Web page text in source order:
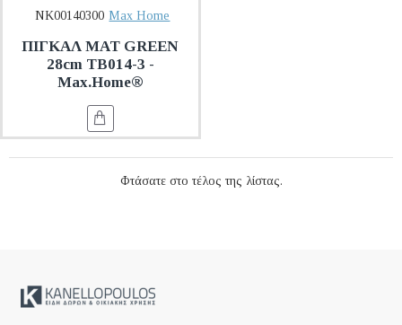
NK00140300 Max Home
ΠΙΓΚΑΛ MAT GREEN
28cm TB014-3 -
Max.Home®
Φτάσατε στο τέλος της λίστας.